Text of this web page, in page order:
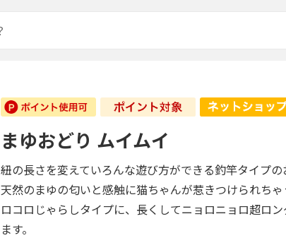
まゆおどり ムイムイ
紐の長さを変えていろんな遊び方ができる釣竿タイプの
天然のまゆの匂いと感触に猫ちゃんが惹きつけられち
ロコロじゃらしタイプに、長くしてニョロニョロ超ロ
ます。